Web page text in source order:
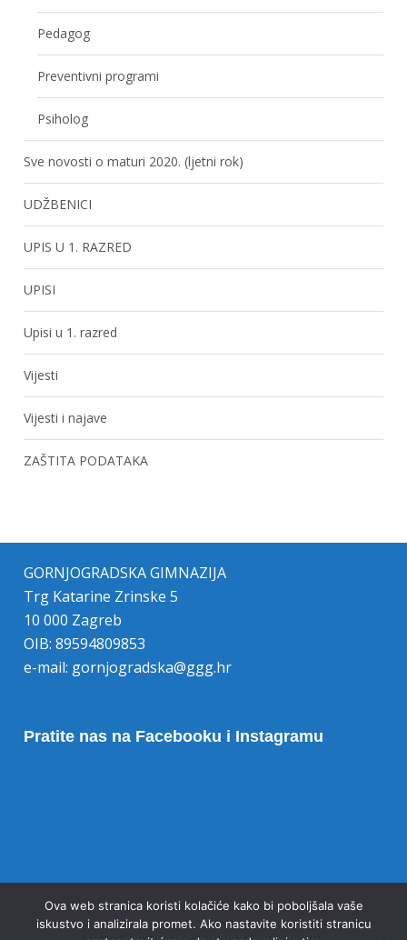
Pedagog
Preventivni programi
Psiholog
Sve novosti o maturi 2020. (ljetni rok)
UDŽBENICI
UPIS U 1. RAZRED
UPISI
Upisi u 1. razred
Vijesti
Vijesti i najave
ZAŠTITA PODATAKA
GORNJOGRADSKA GIMNAZIJA
Trg Katarine Zrinske 5
10 000 Zagreb
OIB: 89594809853
e-mail: gornjogradska@ggg.hr
Pratite nas na Facebooku i Instagramu
Ova web stranica koristi kolačiće kako bi poboljšala vaše
iskustvo i analizirala promet. Ako nastavite koristiti stranicu